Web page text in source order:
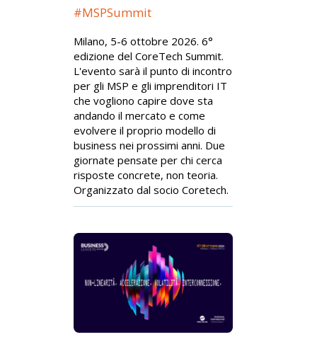
#MSPSummit
Milano, 5-6 ottobre 2026. 6°
edizione del CoreTech Summit.
L'evento sarà il punto di incontro
per gli MSP e gli imprenditori IT
che vogliono capire dove sta
andando il mercato e come
evolvere il proprio modello di
business nei prossimi anni. Due
giornate pensate per chi cerca
risposte concrete, non teoria.
Organizzato dal socio Coretech.